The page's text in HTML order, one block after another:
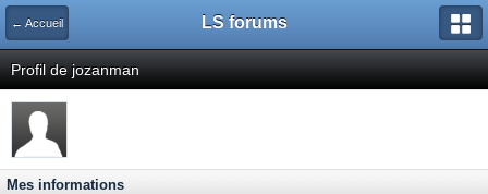
← Accueil LS forums
Profil de jozanman
Mes informations